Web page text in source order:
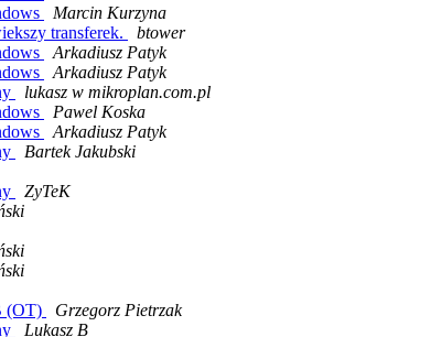
Marcin Kurzyna
transferek.
btower
Arkadiusz Patyk
Arkadiusz Patyk
lukasz w mikroplan.com.pl
Pawel Koska
Arkadiusz Patyk
Bartek Jakubski
ZyTeK
(OT)
Grzegorz Pietrzak
Lukasz B